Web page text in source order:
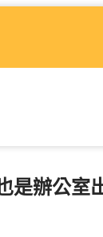
是辦公室